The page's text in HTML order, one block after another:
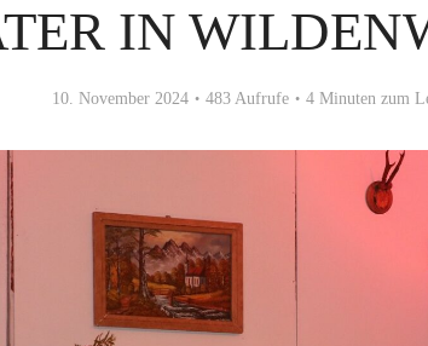
IN
10. November 2024 483 Aufrufe 4 Minuten zum